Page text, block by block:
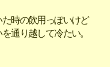
時の飲用っぽいけど
通り越して冷たい。